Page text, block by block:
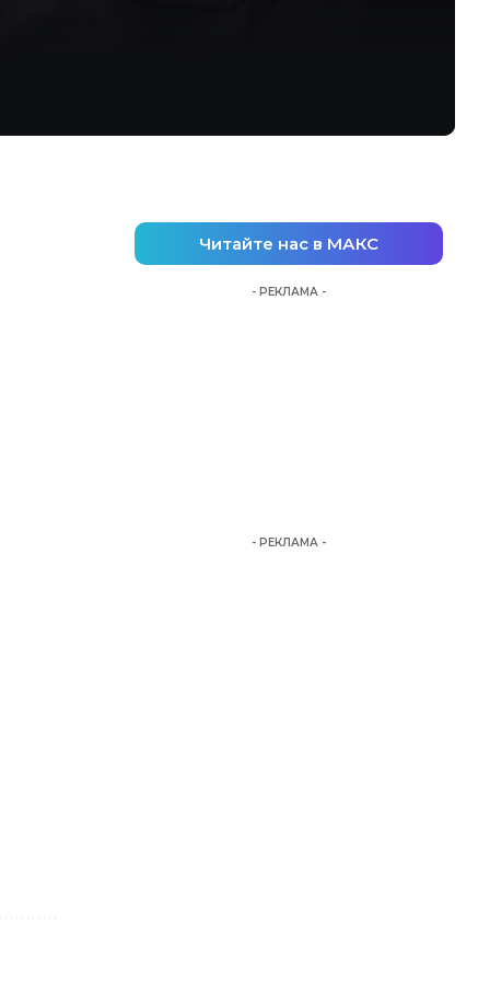
Читайте нас в МАКС
- РЕКЛАМА -
- РЕКЛАМА -